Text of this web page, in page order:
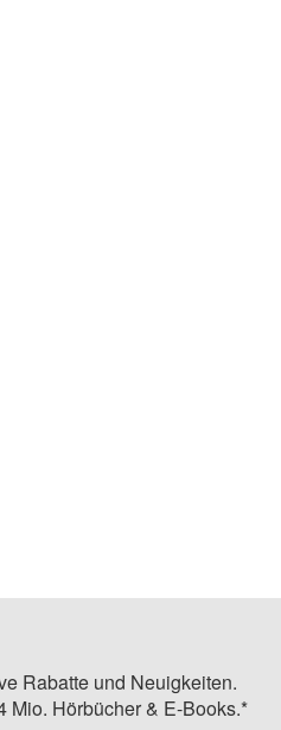
Rabatte und Neuigkeiten.
Mio. Hörbücher & E-Books.*